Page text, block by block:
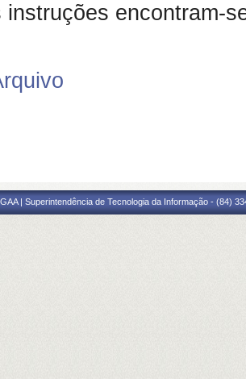
instruções encontram-
| Superintendência de Tecnologia da Informação - (84)